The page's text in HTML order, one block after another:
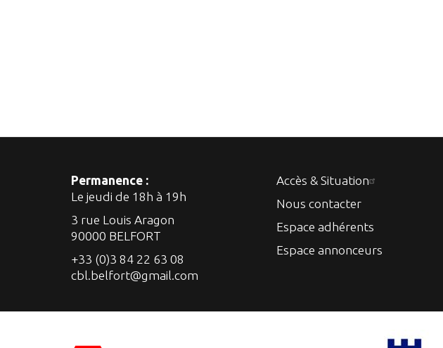
Permanence :
Le jeudi de 18h à 19h
3 rue Louis Aragon
90000 BELFORT
+33 (0)3 84 22 63 08
cbl.belfort@gmail.com
Accès & Situation
Nous contacter
Espace adhérents
Espace annonceurs